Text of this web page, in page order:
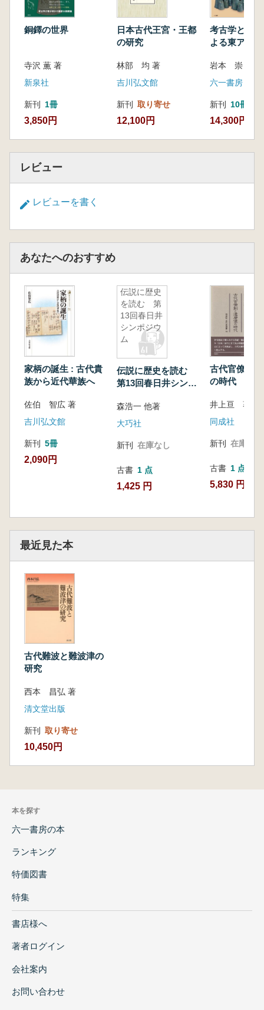
第一章 大化前代難波研究の現在地 高津宮・
堀江・難波津・大郡・客館
二 法円坂倉庫群と高津宮の大倉
三 大郡と客館
第二章 難波屯倉と難波大郡
はじめに
一 難波屯倉の研究史とその問題点
二 法円坂倉庫群と難波宮下層遺跡の評価
三 外来土器の出土地からみた大郡
おわりに
一 改新政府と難波大郡宮
二 難波小郡の位置と西成・東生両郡の郡
おわりに
第四章 蝦蟇行宮・高津・難波市
はじめに
一 蝦蟇=河津(堀江沿岸の停泊地)説
三 蝦蟇・高津と難波市
四 『万葉集』の河津・川津と河鹿ガエル
第三部 奈良・平安時代の難波地域
第一章 摂津国西成郡津守村の行基寺院
一 津守村の善源院と都島区の善源寺町
二 津守村の難波度院・枚松院・作蓋部院
第二章 平安時代の難波津と難波宮
一 難波津衰退論の問題点
二 平安時代の難波と難波津
三 平安時代の難波宮と安曇付近の大江殿
おわりに
第三章 堀江北岸の難波渡(渡辺)と駅家・楼岸
はじめに
一 堀江北岸の難波渡(渡辺)と寺院・駅家
二 楼岸は堀江の南岸か北岸か
おわりに
補論 堀江沿岸の東大寺家地について
第四部 古代難波の周辺地域
第一章 行基設置の楊津院と河尻
はじめに
置
二 楊津庄・柳津河尻庄と楊津院
一 雄伴郡と八部郡
二 荒田郡と雄伴郡・菟原郡
第三章 「崐陽寺鐘銘」の基礎的検討
はじめに
三 崐陽施院における惸独田の開発
おわりに
銅鐸の世界
寺沢 薫 著
新泉社
新刊 1冊
3,850円
日本古代王宮・王都
の研究
林部 均 著
吉川弘文館
新刊 取り寄せ
12,100円
考古学と材
よる東アジ
岩本 崇 編
六一書房
新刊 10冊以上
14,300円
レビュー
レビューを書く
あなたへのおすすめ
家柄の誕生 : 古代貴
族から近代華族へ
佐伯 智広 著
吉川弘文館
新刊 5冊
2,090円
伝説に歴史
を読む 第
13回春日井
シンポジウ
ム
伝説に歴史を読む
第13回春日井シンポ
森浩一 他著
大巧社
新刊 在庫なし
古書 1 点
1,425 円
古代官僚制
の時代
井上亘 著
同成社
新刊 在庫なし
古書 1 点
5,830 円
最近見た本
古代難波と難波津の
研究
西本 昌弘 著
清文堂出版
新刊 取り寄せ
10,450円
本を探す
六一書房の本
ランキング
特価図書
特集
書店様へ
著者ログイン
会社案内
お問い合わせ